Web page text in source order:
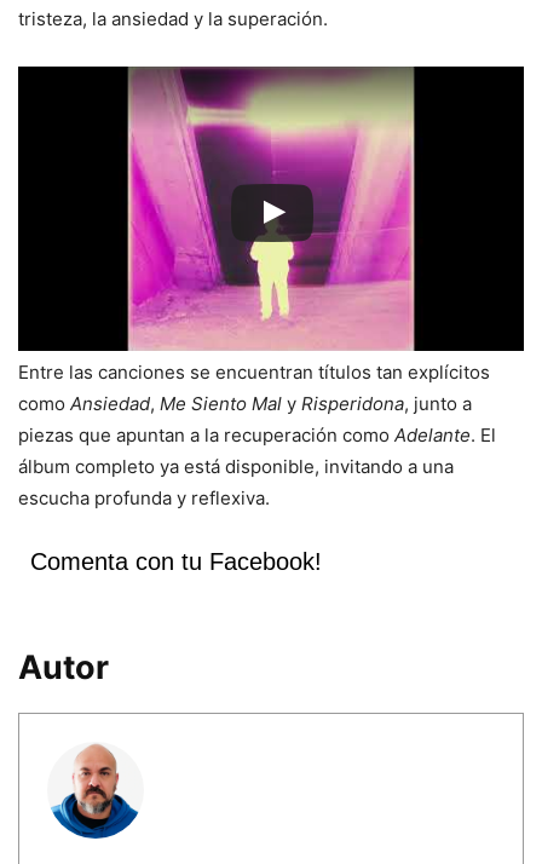
tristeza, la ansiedad y la superación.
Entre las canciones se encuentran títulos tan explícitos
como Ansiedad, Me Siento Mal y Risperidona, junto a
piezas que apuntan a la recuperación como Adelante. El
álbum completo ya está disponible, invitando a una
escucha profunda y reflexiva.
Comenta con tu Facebook!
Autor